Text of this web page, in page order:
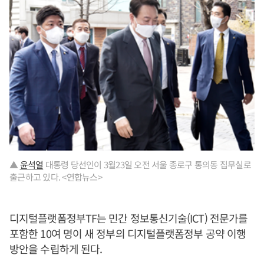
▲윤석열 대통령 당선인이 3월23일 오전 서울 종로구 통의동 집무실로
출근하고 있다. <연합뉴스>
디지털플랫폼정부TF는 민간 정보통신기술(ICT) 전문가를
포함한 10여 명이 새 정부의 디지털플랫폼정부 공약 이행
방안을 수립하게 된다.